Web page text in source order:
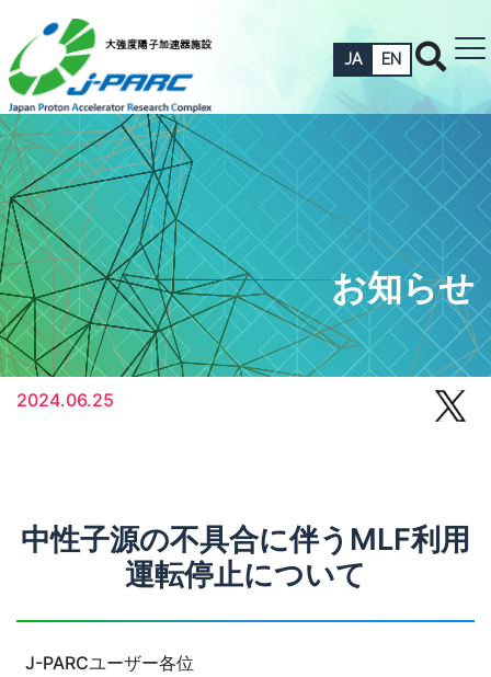
JA EN
お知らせ
2024.06.25
中性子源の不具合に伴うMLF利用
運転停止について
J-PARCユーザー各位